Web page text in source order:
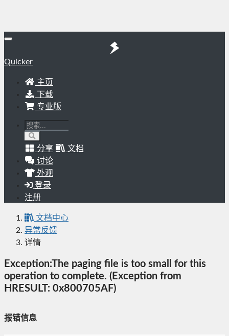
Quicker
主页
下载
专业版
分享
文档
讨论
外观
登录
注册
文档中心
异常反馈
详情
Exception:The paging file is too small for this
operation to complete. (Exception from
HRESULT: 0x800705AF)
报错信息